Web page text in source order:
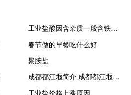
工业盐酸因含杂质一般含铁离子而呈什么颜色
春节做的早餐吃什么好
聚胺盐
成都都江堰简介 成都都江堰的介绍
工业盐价格上涨原因